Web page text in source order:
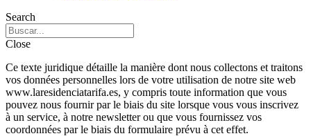
Search
Close
Ce texte juridique détaille la manière dont nous collectons et traitons
vos données personnelles lors de votre utilisation de notre site web
www.laresidenciatarifa.es, y compris toute information que vous
pouvez nous fournir par le biais du site lorsque vous vous inscrivez
à un service, à notre newsletter ou que vous fournissez vos
coordonnées par le biais du formulaire prévu à cet effet.